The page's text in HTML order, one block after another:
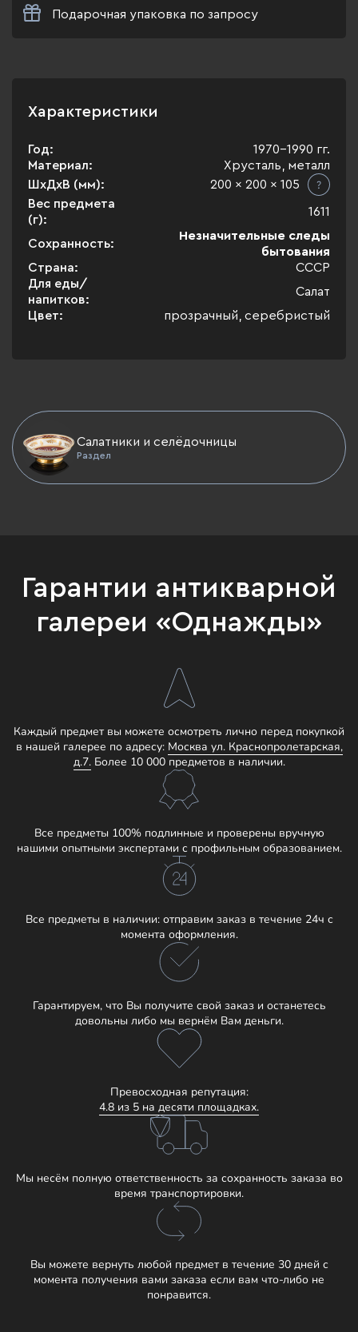
Подарочная упаковка по запросу
Характеристики
Год:
1970-1990 гг.
Материал:
Хрусталь, металл
ШхДхВ (мм):
200 x 200 x 105
Вес предмета
(г):
1611
Сохранность:
Незначительные следы
бытования
Страна:
СССР
Для еды/
напитков:
Салат
Цвет:
прозрачный, серебристый
Салатники и селёдочницы
Раздел
Гарантии антикварной
галереи «Однажды»
Каждый предмет вы можете осмотреть лично перед покупкой
в нашей галерее по адресу: Москва ул. Краснопролетарская,
д.7.Более 10 000 предметов в наличии.
Все предметы 100% подлинные и проверены вручную
нашими опытными экспертами с профильным образованием.
Все предметы в наличии: отправим заказ в течение 24ч с
момента оформления.
Гарантируем, что Вы получите свой заказ и останетесь
довольны либо мы вернём Вам деньги.
Превосходная репутация:
4.8 из 5 на десяти площадках.
Мы несём полную ответственность за сохранность заказа во
время транспортировки.
Вы можете вернуть любой предмет в течение 30 дней с
момента получения вами заказа если вам что-либо не
понравится.